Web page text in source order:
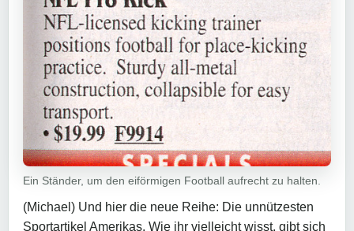
Ein Ständer, um den eiförmigen Football aufrecht zu halten.
(Michael) Und hier die neue Reihe: Die unnützesten
Sportartikel Amerikas. Wie ihr vielleicht wisst, gibt sich